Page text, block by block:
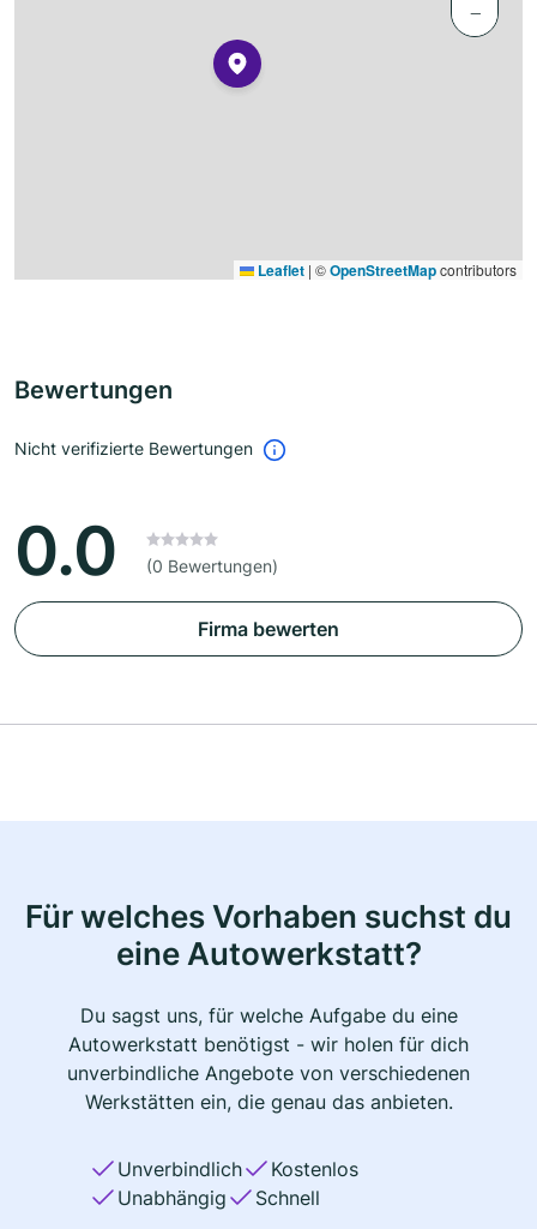
−
Leaflet | ©OpenStreetMapcontributors
Bewertungen
Nicht verifizierte Bewertungen
0.0 (0 Bewertungen)
Firma bewerten
Für welches Vorhaben suchst du
eine Autowerkstatt?
Du sagst uns, für welche Aufgabe du eine
Autowerkstatt benötigst - wir holen für dich
unverbindliche Angebote von verschiedenen
Werkstätten ein, die genau das anbieten.
Unverbindlich
Kostenlos
Unabhängig
Schnell